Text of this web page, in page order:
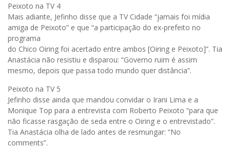
Peixoto na TV 4
Mais adiante, Jefinho disse que a TV Cidade “jamais foi mídia
amiga de Peixoto” e que “a participação do ex-prefeito no
programa
do Chico Oiring foi acertado entre ambos [Oiring e Peixoto]”. Tia
Anastácia não resistiu e disparou: “Governo ruim é assim
mesmo, depois que passa todo mundo quer distância”.
Peixoto na TV 5
Jefinho disse ainda que mandou convidar o Irani Lima e a
Monique Top para a entrevista com Roberto Peixoto “para que
não ficasse rasgação de seda entre o Oiring e o entrevistado”.
Tia Anastácia olha de lado antes de resmungar: “No
comments”.